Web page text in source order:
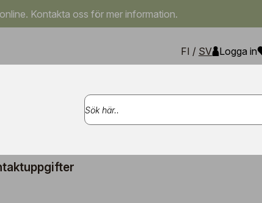
Kontakta oss för mer information.
FI / SV Logga in